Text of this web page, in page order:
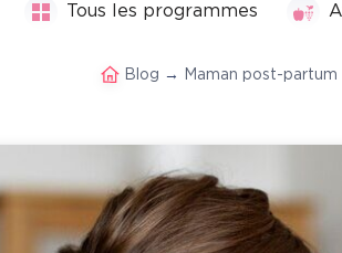
Tous les programmes
Blog → Maman post-partum